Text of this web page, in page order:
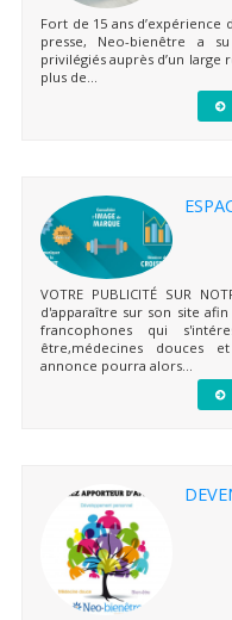
Fort de 15 ans
presse, Neo-bienêtre a
privilégiés auprès d’un large
plus de...
VOTRE PUBLICITÉ SUR
d'apparaître sur son site
francophones qui
être,médecines douces
annonce pourra alors...